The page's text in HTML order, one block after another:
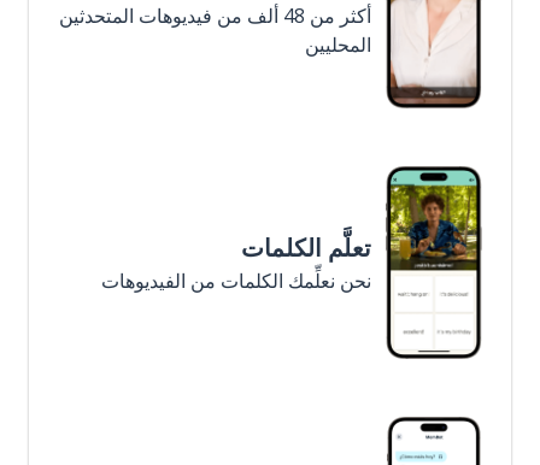
أكثر من 48 ألف من فيديوهات المتحدثين
المحليين
تعلَّم الكلمات
نحن نعلِّمك الكلمات من الفيديوهات